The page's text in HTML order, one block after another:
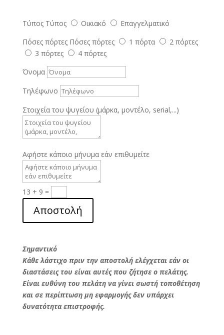
Τύπος Τύπος Οικιακό
Επαγγελματικό
Πόσες πόρτες Πόσες πόρτες 1 πόρτα
2 πόρτες
3 πόρτες
4 πόρτες
Όνομα
Τηλέφωνο
Στοιχεία του ψυγείου (μάρκα, μοντέλο, serial,...)
Αφήστε κάποιο μήνυμα εάν επιθυμείτε
13 + 9 =
Αποστολή
Σημαντικό
Κάθε λάστιχο πριν την αποστολή ελέγχεται εάν οι
διαστάσεις του είναι αυτές που ζήτησε ο πελάτης.
Είναι ευθύνη του πελάτη να γίνει σωστή τοποθέτηση
και σε περίπτωση μη εφαρμογής δεν υπάρχει
δυνατότητα επιστροφής.